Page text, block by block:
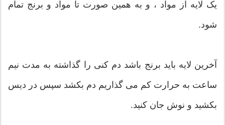
یک لایه از مواد ، و به همین صورت تا مواد و برنج تمام
شود.
آخرین لایه باید برنج باشد دم کنی را گذاشته به مدت نیم
ساعت به حرارت کم می گذاریم دم بکشد سپس در دیس
بکشید و نوش جان کنید.